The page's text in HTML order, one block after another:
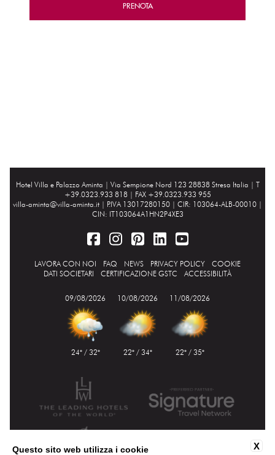
PRENOTA
Hotel Villa e Palazzo Aminta | Via Sempione Nord 123 28838 Stresa Italia | T
+39.0323.933 818 | FAX +39.0323.933 955
villa-aminta@villa-aminta.it | P.IVA 13017280150 | CIR: 103064-ALB-00010 |
CIN: IT103064A1HN2P4XE3
LAVORA CON NOI FAQ NEWS PRIVACY POLICY
COOKIE
DATI SOCIETARI
CERTIFICAZIONE GSTC ACCESSIBILITÀ
09/08/2026
24° / 32°
10/08/2026
22° / 34°
11/08/2026
22° / 35°
X
Questo sito web utilizza i cookie